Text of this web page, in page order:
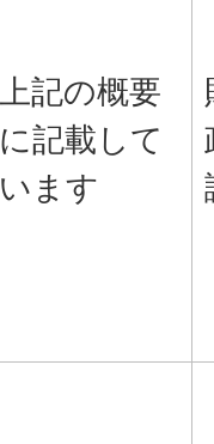
上記の概要
に記載して
います